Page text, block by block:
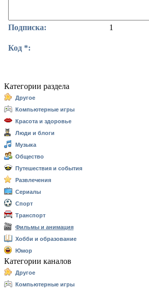
Подписка: 1
Код *:
Категории раздела
Другое
Компьютерные игры
Красота и здоровье
Люди и блоги
Музыка
Общество
Путешествия и события
Развлечения
Сериалы
Спорт
Транспорт
Фильмы и анимация
Хобби и образование
Юмор
Категории каналов
Другое
Компьютерные игры